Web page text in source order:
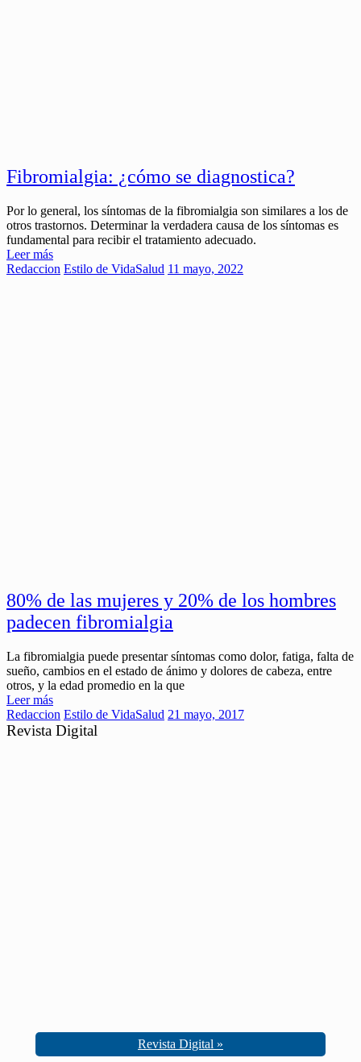
Fibromialgia: ¿cómo se diagnostica?
Por lo general, los síntomas de la fibromialgia son similares a los de
otros trastornos. Determinar la verdadera causa de los síntomas es
fundamental para recibir el tratamiento adecuado.
Leer más
Redaccion Estilo de VidaSalud 11 mayo, 2022
80% de las mujeres y 20% de los hombres
padecen fibromialgia
La fibromialgia puede presentar síntomas como dolor, fatiga, falta de
sueño, cambios en el estado de ánimo y dolores de cabeza, entre
otros, y la edad promedio en la que
Leer más
Redaccion Estilo de VidaSalud 21 mayo, 2017
Revista Digital
Revista Digital »